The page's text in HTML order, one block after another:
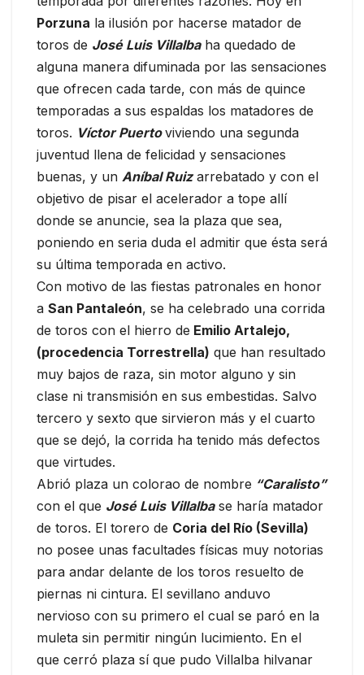
Porzuna la ilusión por hacerse matador de
toros de José Luis Villalbaha quedado de
alguna manera difuminada por las sensaciones
que ofrecen cada tarde, con más de quince
temporadas a sus espaldas los matadores de
toros. Víctor Puerto viviendo una segunda
juventud llena de felicidad y sensaciones
buenas, y un Aníbal Ruizarrebatado y con el
objetivo de pisar el acelerador a tope allí
donde se anuncie, sea la plaza que sea,
poniendo en seria duda el admitir que ésta será
su última temporada en activo.
Con motivo de las fiestas patronales en honor
a San Pantaleón, se ha celebrado una corrida
de toros con el hierro de Emilio Artalejo,
(procedencia Torrestrella) que han resultado
muy bajos de raza, sin motor alguno y sin
clase ni transmisión en sus embestidas. Salvo
tercero y sexto que sirvieron más y el cuarto
que se dejó, la corrida ha tenido más defectos
que virtudes.
Abrió plaza un colorao de nombre “Caralisto”
con el que José Luis Villalbase haría matador
de toros. El torero de Coria del Río (Sevilla)
no posee unas facultades físicas muy notorias
para andar delante de los toros resuelto de
piernas ni cintura. El sevillano anduvo
nervioso con su primero el cual se paró en la
muleta sin permitir ningún lucimiento. En el
que cerró plaza sí que pudo Villalba hilvanar